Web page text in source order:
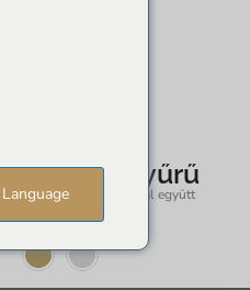
Twist gyűrű
€15,99
ÁFÁ-val együtt